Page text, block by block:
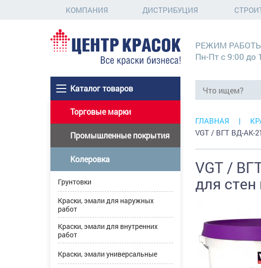
КОМПАНИЯ ДИСТРИБУЦИЯ
Каталог товаров
РЕЖИМ
Пн-Пт с 9:00 до
Торговые марки
Промышленные покрытия
Колеровка
Грунтовки
Краски, эмали для наружных
работ
Краски, эмали для внутренних
работ
Краски, эмали универсальные
ГЛАВНАЯ
VGT / ВГТ ВД-АК-
VGT /
для стен